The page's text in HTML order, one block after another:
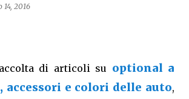
14, 2016
di articoli su optional a
accessori e colori delle auto,